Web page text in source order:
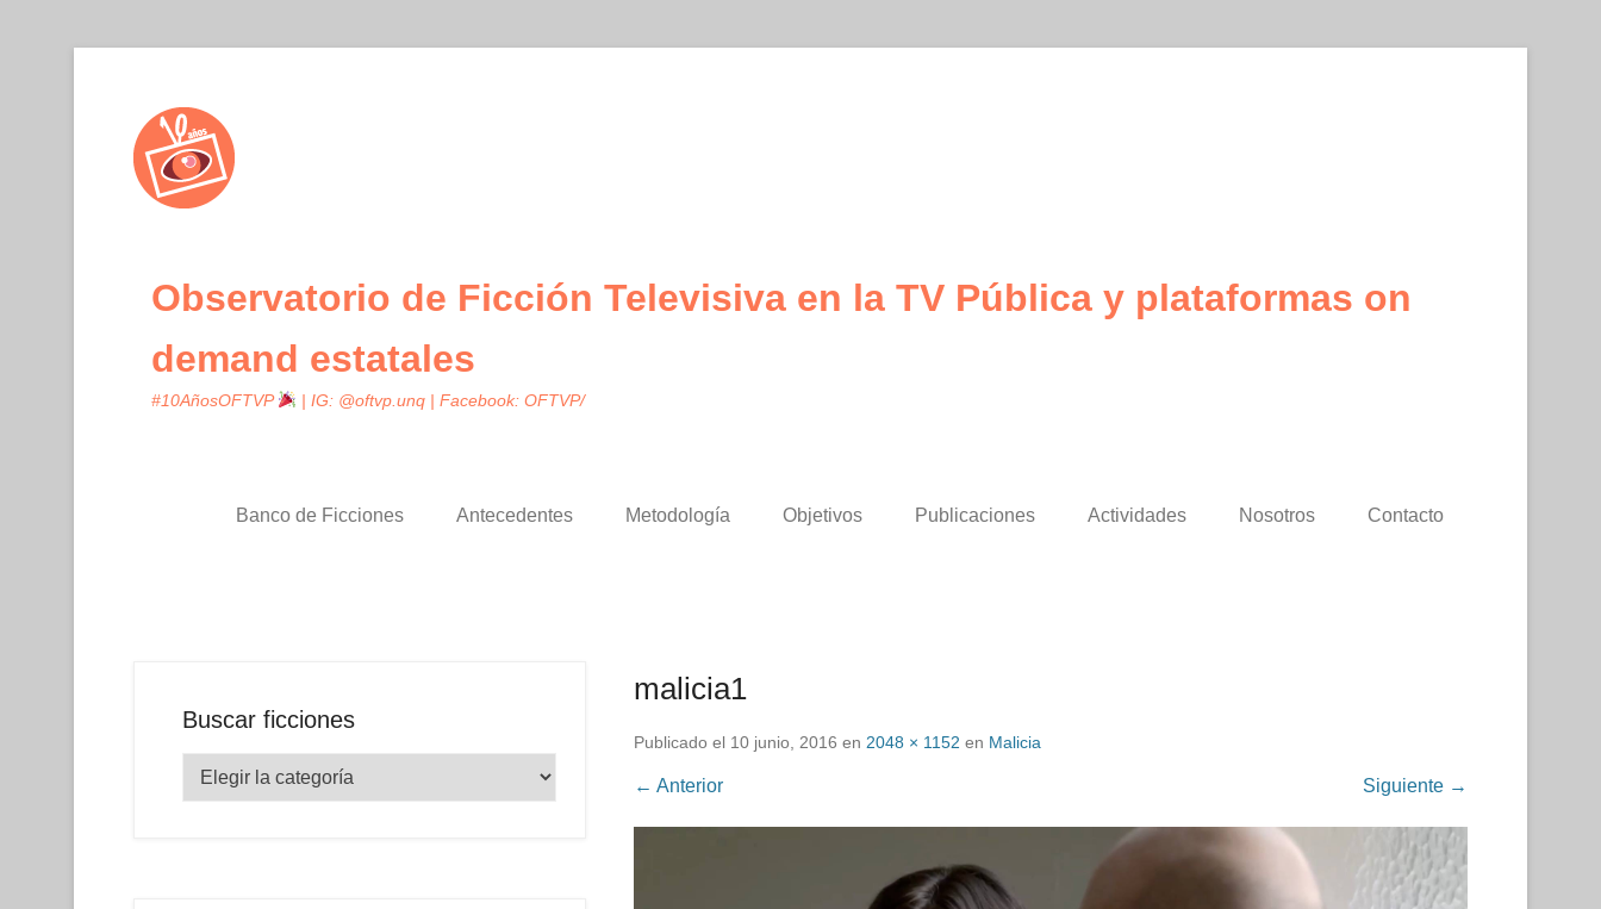
Observatorio de Ficción Televisiva en la TV Pública y plataformas on
demand estatales
#10AñosOFTVP | IG: @oftvp.unq | Facebook: OFTVP/
Banco de Ficciones Antecedentes Metodología Objetivos Publicaciones Actividades Nosotros Contacto
malicia1
Publicado el 10 junio, 2016 en 2048 × 1152 en Malicia
← Anterior Siguiente →
Buscar ficciones
Buscar
ficciones